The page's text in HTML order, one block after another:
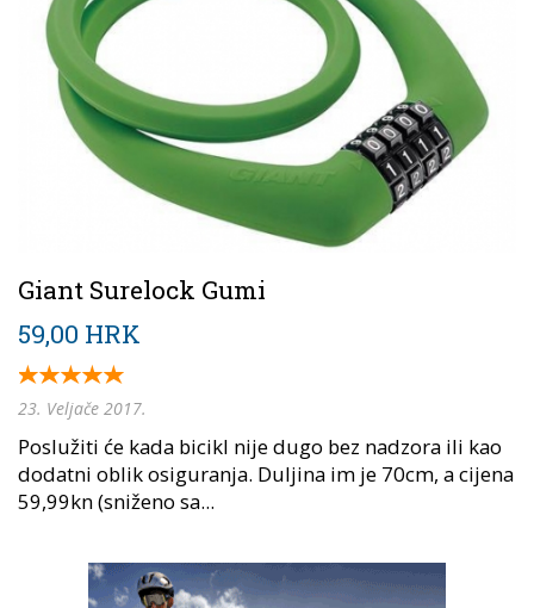
Giant Surelock Gumi
59,00 HRK
23. Veljače 2017.
Poslužiti će kada bicikl nije dugo bez nadzora ili kao
dodatni oblik osiguranja. Duljina im je 70cm, a cijena
59,99kn (sniženo sa...